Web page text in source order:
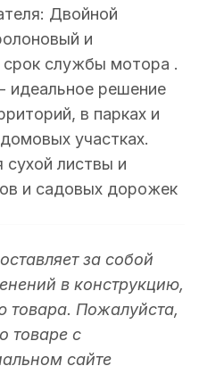
Двойной
и
службы мотора .
идеальное решение
в парках и
участках.
листвы и
и садовых дорожек
за собой
в конструкцию,
товара. Пожалуйста,
товаре с
сайте